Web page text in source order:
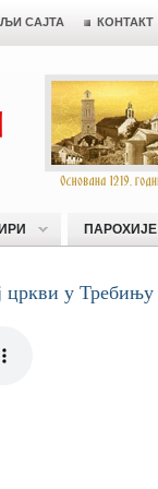
САЈТА КОНТАКТ
ПАРОХИЈЕ
цркви у Требињу